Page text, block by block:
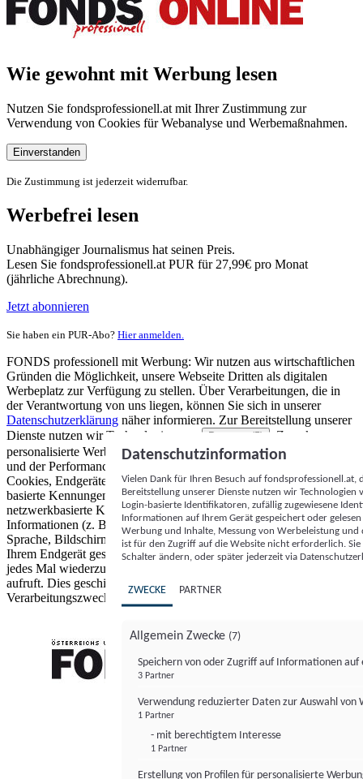
Wie gewohnt mit Werbung lesen
Nutzen Sie fondsprofessionell.at mit Ihrer Zustimmung zur
Verwendung von Cookies für Webanalyse und Werbemaßnahmen.
Einverstanden
Die Zustimmung ist jederzeit widerrufbar.
Werbefrei lesen
Unabhängiger Journalismus hat seinen Preis.
Lesen Sie fondsprofessionell.at PUR für 27,99€ pro Monat
(jährliche Abrechnung).
Jetzt abonnieren
Sie haben ein PUR-Abo? Hier anmelden.
FONDS professionell mit Werbung: Wir nutzen aus wirtschaftlichen
Gründen die Möglichkeit, unsere Webseite Dritten als digitalen
Werbeplatz zur Verfügung zu stellen. Über Verarbeitungen, die in
der Verantwortung von uns liegen, können Sie sich in unserer
Datenschutzerklärung näher informieren. Zur Bereitstellung unserer
Dienste nutzen wir Technologien von
Partnern (5)
. Zwecke:
personalisierte Werbung und Inhalte, Messung von Werbeleistung
und der Performance von Inhalten sowie Zielgruppenforschung.
Cookies, Endgeräte- oder ähnliche Online-Kennungen (z. B. login-
basierte Kennungen, zufällig generierte Kennungen,
netzwerkbasierte Kennungen) können zusammen mit anderen
Informationen (z. B. Browsertyp und Browserinformationen,
Sprache, Bildschirmgröße, unterstützte Technologien usw.) auf
Ihrem Endgerät gespeichert oder von dort ausgelesen werden, um es
jedes Mal wiederzuerkennen, wenn es eine App oder einer Webseite
aufruft. Dies geschieht für einen oder mehrere der hier aufgeführten
Verarbeitungszwecke.
Datenschutzinformation
Vielen Dank für Ihren Besuch auf
Bereitstellung unserer Dienste nutzen wir Technologien
Login-basierte Identifikatoren, zufällig zugewiesene
Informationen auf Ihrem Gerät gespeichert oder
Werbung und Inhalte, Messung von Werbeleistung
ist für den Zugriff auf die Website nicht erforderlich.
Schalter ändern, oder später jederzeit via
ZWECKE PARTNER
Allgemein Zwecke (7)
Speichern von oder Zugriff auf Informationen auf
3 Partner
Verwendung reduzierter Daten zur Auswahl von
1 Partner
- mit berechtigtem Interesse
1 Partner
Erstellung von Profilen für personalisierte
FONDS professionell